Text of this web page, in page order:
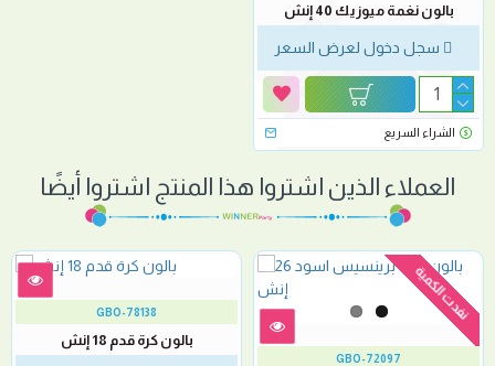
بالون نغمة ميوزيك 40 إنش
سجل دخول لعرض السعر
الشراء السريع
العملاء الذين اشتروا هذا المنتج اشتروا أيضًا
نفدت الكمية
GBO-72097
GBO-78138
بالون كرة قدم 18 إنش